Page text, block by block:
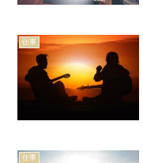
仕事
仕事